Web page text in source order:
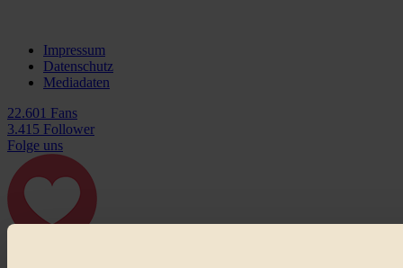
Impressum
Datenschutz
Mediadaten
22.601 Fans
3.415 Follower
Folge uns